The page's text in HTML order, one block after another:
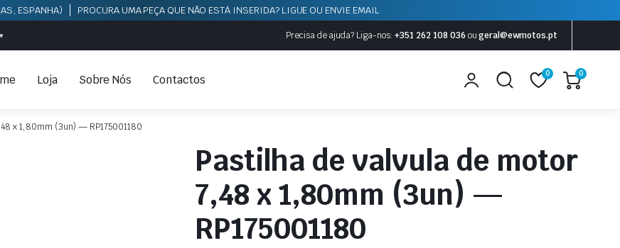
ESPANHA) PROCURA UMA PEÇA QUE NÃO ESTÁ INSERIDA? LIGUE OU ENVIE EMAIL
Precisa de ajuda? Liga-nos: +351 262 108 036 ou geral@ewmotos.pt
Loja Sobre Nós Contactos 0 0
x 1,80mm (3un) — RP175001180
Pastilha de valvula de motor
7,48 x 1,80mm (3un) —
RP175001180